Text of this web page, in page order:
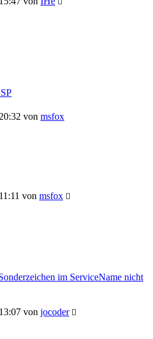
von msfox
von msfox
im ServiceName nicht
von jocoder